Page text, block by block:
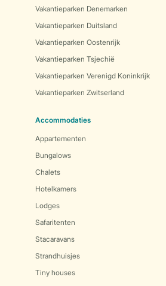
Vakantieparken Denemarken
Vakantieparken Duitsland
Vakantieparken Oostenrijk
Vakantieparken Tsjechië
Vakantieparken Verenigd Koninkrijk
Vakantieparken Zwitserland
Accommodaties
Appartementen
Bungalows
Chalets
Hotelkamers
Lodges
Safaritenten
Stacaravans
Strandhuisjes
Tiny houses